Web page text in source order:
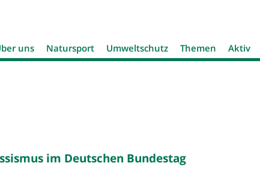
uns Natursport Umweltschutz Themen Aktiv
im Deutschen Bundestag